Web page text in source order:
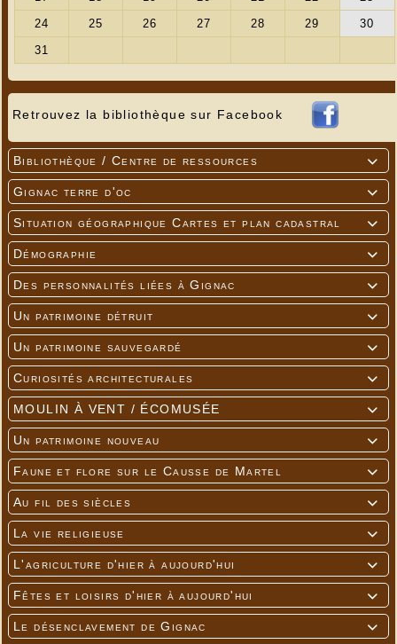
Retrouvez la bibliothèque sur Facebook

Bibliothèque / Centre de ressources

Gignac terre d'oc

Situation géographique Cartes et plan cadastral

Démographie

Des personnalités liées à Gignac

Un patrimoine détruit

Un patrimoine sauvegardé

Curiosités architecturales

MOULIN À VENT / ÉCOMUSÉE

Un patrimoine nouveau

Faune et flore sur le Causse de Martel

Au fil des siècles

La vie religieuse

L'agriculture d'hier à aujourd'hui

Fêtes et loisirs d'hier à aujourd'hui

Le désenclavement de Gignac